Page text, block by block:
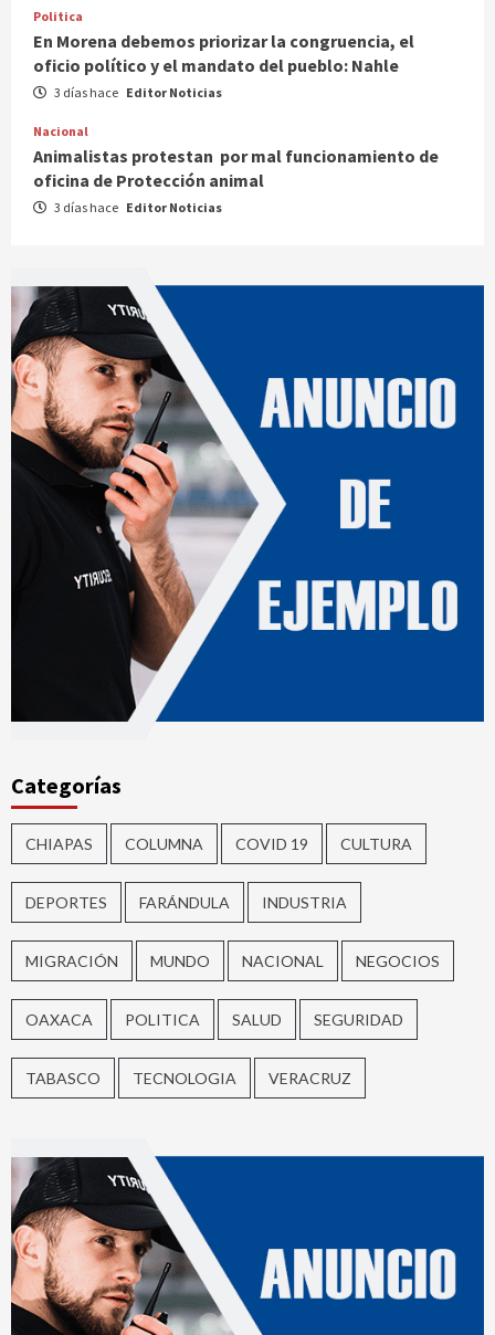
Politica
En Morena debemos priorizar la congruencia, el
oficio político y el mandato del pueblo: Nahle
3 días hace Editor Noticias
Nacional
Animalistas protestan por mal funcionamiento de
oficina de Protección animal
3 días hace Editor Noticias
Categorías
CHIAPAS COLUMNA COVID 19 CULTURA
DEPORTES FARÁNDULA INDUSTRIA
MIGRACIÓN MUNDO NACIONAL NEGOCIOS
OAXACA POLITICA SALUD SEGURIDAD
TABASCO TECNOLOGIA VERACRUZ